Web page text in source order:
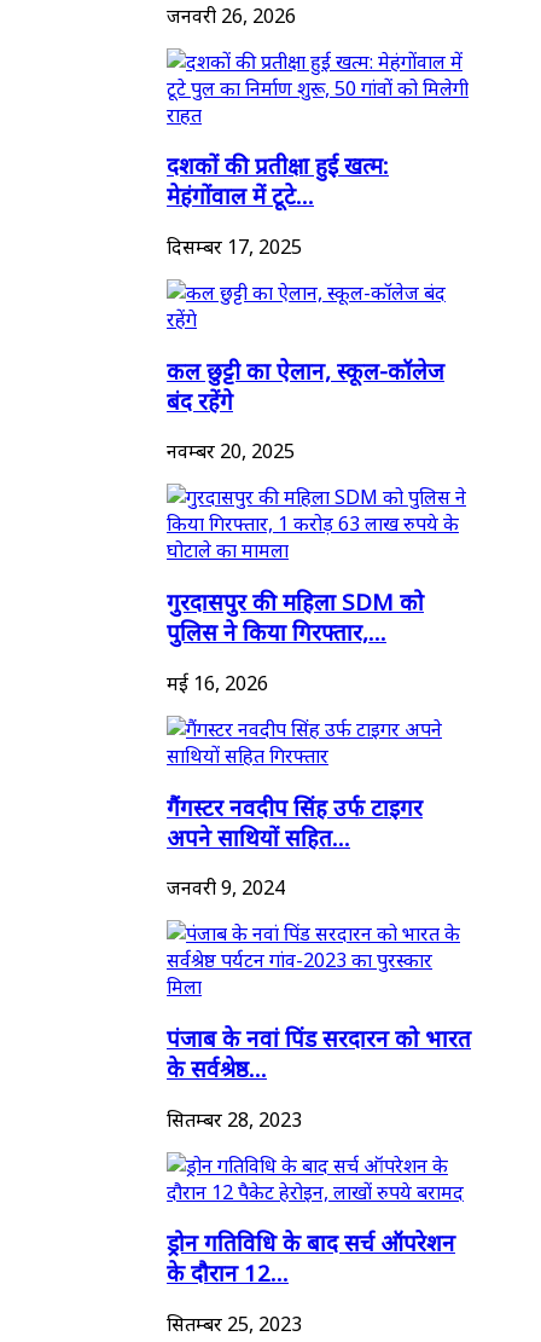
जनवरी 26, 2026
दशकों की प्रतीक्षा हुई खत्म:
मेहंगोंवाल में टूटे...
दिसम्बर 17, 2025
कल छुट्टी का ऐलान, स्कूल-कॉलेज
बंद रहेंगे
नवम्बर 20, 2025
गुरदासपुर की महिला SDM को
पुलिस ने किया गिरफ्तार,...
मई 16, 2026
गैंगस्टर नवदीप सिंह उर्फ टाइगर
अपने साथियों सहित...
जनवरी 9, 2024
पंजाब के नवां पिंड सरदारन को भारत
के सर्वश्रेष्ठ...
सितम्बर 28, 2023
ड्रोन गतिविधि के बाद सर्च ऑपरेशन
के दौरान 12...
सितम्बर 25, 2023